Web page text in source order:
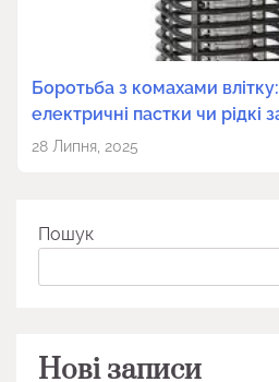
Боротьба з комахами
електричні пастки чи рідкі
28 Липня, 2025
Пошук
Нові записи